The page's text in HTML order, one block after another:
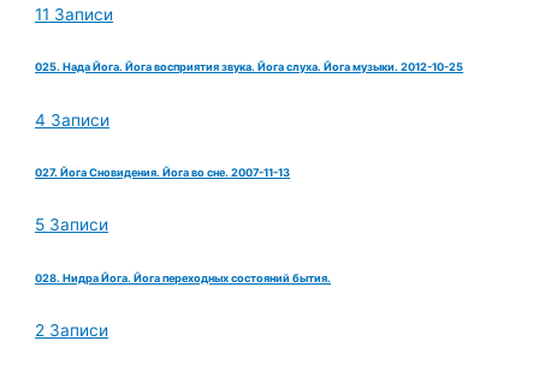
11 Записи
025. Нада Йога. Йога восприятия звука. Йога слуха. Йога музыки. 2012-10-25
4 Записи
027. Йога Сновидения. Йога во сне. 2007-11-13
5 Записи
028. Нидра Йога. Йога переходных состояний бытия.
2 Записи